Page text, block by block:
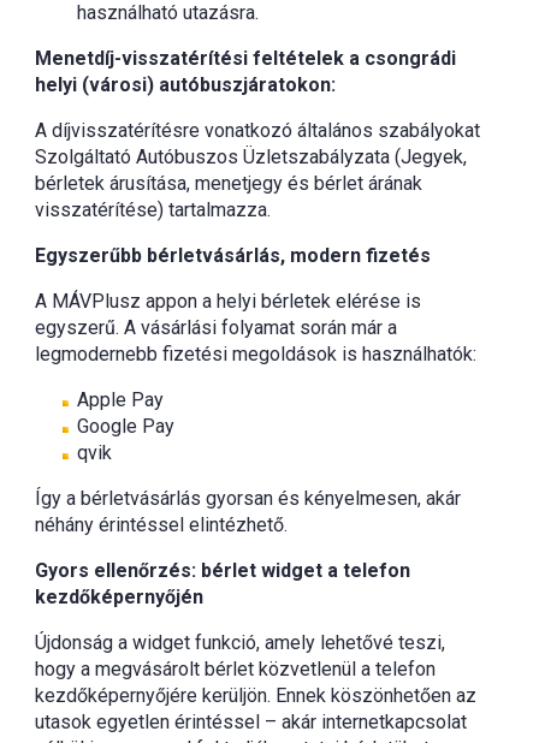
használható utazásra.
Menetdíj-visszatérítési feltételek a csongrádi
helyi (városi) autóbuszjáratokon:
A díjvisszatérítésre vonatkozó általános szabályokat
Szolgáltató Autóbuszos Üzletszabályzata (Jegyek,
bérletek árusítása, menetjegy és bérlet árának
visszatérítése) tartalmazza.
Egyszerűbb bérletvásárlás, modern fizetés
A MÁVPlusz appon a helyi bérletek elérése is
egyszerű. A vásárlási folyamat során már a
legmodernebb fizetési megoldások is használhatók:
Apple Pay
Google Pay
qvik
Így a bérletvásárlás gyorsan és kényelmesen, akár
néhány érintéssel elintézhető.
Gyors ellenőrzés: bérlet widget a telefon
kezdőképernyőjén
Újdonság a widget funkció, amely lehetővé teszi,
hogy a megvásárolt bérlet közvetlenül a telefon
kezdőképernyőjére kerüljön. Ennek köszönhetően az
utasok egyetlen érintéssel – akár internetkapcsolat